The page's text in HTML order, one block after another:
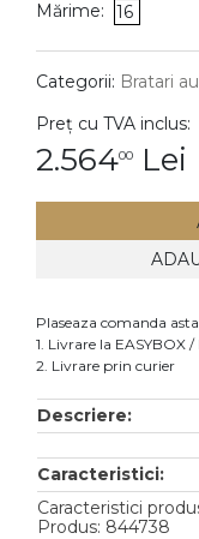
DIAMANTE
Cercei
Accesorii
Aur alb
Aur roz
Mărime: 16
Categorii: Bratari
Preț cu TVA inclus:
2.56400 Lei
Plaseaza comanda
1. Livrare la EASYBOX
2. Livrare prin curier
Descriere:
Caracteristici:
Caracteristici
Produs: 844738